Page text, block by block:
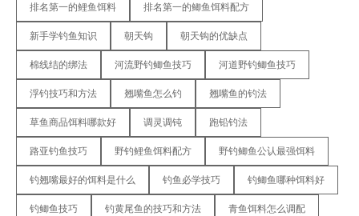
排名第一的鲤鱼饵料 排名第一的鲫鱼饵料配方
新手学钓鱼知识 朝天钩 朝天钩的优缺点
棉线结的绑法 河流野钓鲫鱼技巧 河道野钓鲫鱼技巧
浮钓技巧和方法 翘嘴鱼怎么钓 翘嘴鱼的钓法
草鱼商品饵料哪款好 调灵调钝 跑铅钓法
路亚钓鱼技巧 野钓鲤鱼饵料配方 野钓鲫鱼公认最强饵料
钓翘嘴最好的饵料是什么 钓鱼必学技巧 钓鲫鱼哪种饵料好
钓鲫鱼技巧 钓黄尾鱼的技巧和方法 青鱼饵料怎么调配